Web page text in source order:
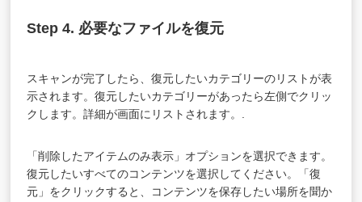
Step 4. 必要なファイルを復元
スキャンが完了したら、復元したいカテゴリーのリストが表
示されます。復元したいカテゴリーがあったら左側でクリッ
クします。詳細が画面にリストされます。.
「削除したアイテムのみ表示」オプションを選択できます。
復元したいすべてのコンテンツを選択してください。「復
元」をクリックすると、コンテンツを保存したい場所を聞か